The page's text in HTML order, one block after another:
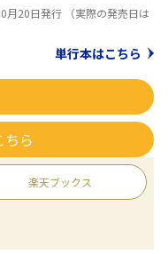
20日発行 （実際の発売日は
単行本はこちら
ら
楽天ブックス